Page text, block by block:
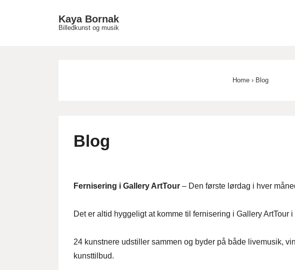
Kaya Bornak
Billedkunst og musik
Home › Blog
Blog
Fernisering i Gallery ArtTour – Den første lørdag i hver
Det er altid hyggeligt at komme til fernisering i Gallery ArtTour
24 kunstnere udstiller sammen og byder på både livemusik,
kunsttilbud.